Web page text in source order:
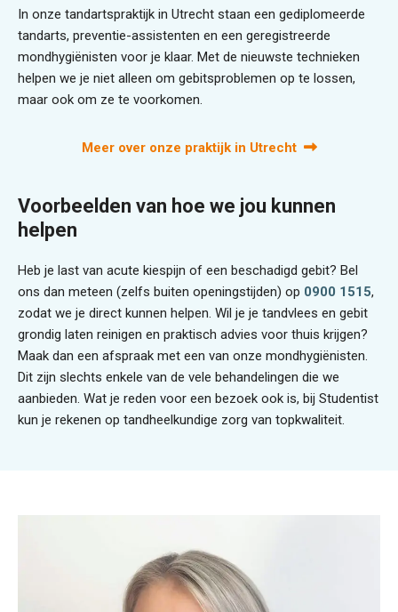
In onze tandartspraktijk in Utrecht staan een gediplomeerde
tandarts, preventie-assistenten en een geregistreerde
mondhygiënisten voor je klaar. Met de nieuwste technieken
helpen we je niet alleen om gebitsproblemen op te lossen,
maar ook om ze te voorkomen.
Meer over onze praktijk in Utrecht
Voorbeelden van hoe we jou kunnen
helpen
Heb je last van acute kiespijn of een beschadigd gebit? Bel
ons dan meteen (zelfs buiten openingstijden) op 0900 1515,
zodat we je direct kunnen helpen. Wil je je tandvlees en gebit
grondig laten reinigen en praktisch advies voor thuis krijgen?
Maak dan een afspraak met een van onze mondhygiënisten.
Dit zijn slechts enkele van de vele behandelingen die we
aanbieden. Wat je reden voor een bezoek ook is, bij Studentist
kun je rekenen op tandheelkundige zorg van topkwaliteit.